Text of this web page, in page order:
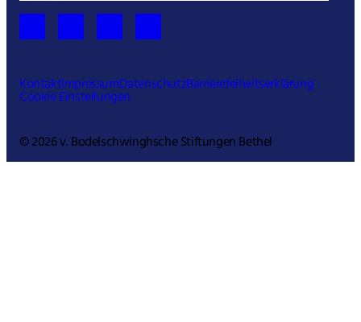
KontaktImpressumDatenschutzBarrierefeiheitserklärung
Cookie Einstellungen
© 2026 v. Bodelschwinghsche Stiftungen Bethel